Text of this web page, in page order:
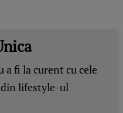
a fi la curent cu cele
lifestyle-ul